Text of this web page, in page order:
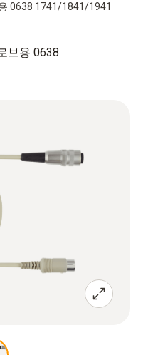
0638 1741/1841/1941
브용 0638